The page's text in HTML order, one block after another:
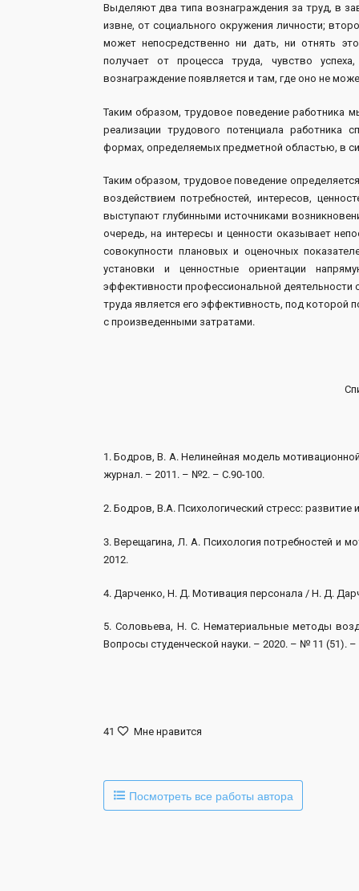
Выделяют два типа вознаграждения за труд, в
извне, от социального окружения личности;
может непосредственно ни дать, ни отнять
получает от процесса труда, чувство
вознаграждение появляется и там, где оно не
Таким образом, трудовое поведение работника
реализации трудового потенциала
формах, определяемых предметной областью, в
Таким образом, трудовое поведение
воздействием потребностей, интересов,
выступают глубинными источниками
очередь, на интересы и ценности оказывает
совокупности плановых и оценочных
установки и ценностные ориентации
эффективности профессиональной деятельности
труда является его эффективность, под которой
с произведенными затратами.
1. Бодров, В. А. Нелинейная модель
журнал. – 2011. – №2. – С.90-100.
2. Бодров, В.А. Психологический стресс:
3. Верещагина, Л. А. Психология потребностей и
2012.
4. Дарченко, Н. Д. Мотивация персонала / Н. Д.
5. Соловьева, Н. С. Нематериальные методы
Вопросы студенческой науки. – 2020. – № 11 (51). –
41 Мне нравится
Посмотреть все работы автора